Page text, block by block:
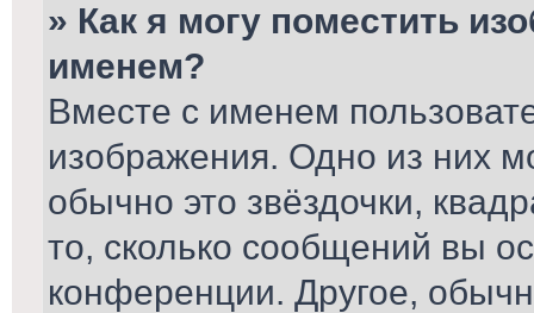
» Как я могу поместить
именем?
Вместе с именем
изображения. Одно из них
обычно это звёздочки,
то, сколько сообщений вы
конференции. Другое,